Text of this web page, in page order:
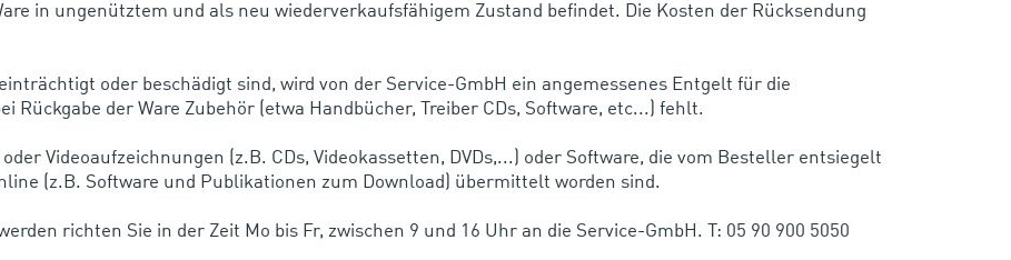
in ungenütztem und als neu wiederverkaufsfähigem Zustand befindet. Die Kosten der Rücksendung
oder beschädigt sind, wird von der Service-GmbH ein angemessenes Entgelt für die
der Ware Zubehör (etwa Handbücher, Treiber CDs, Software, etc...) fehlt.
Videoaufzeichnungen (z.B. CDs, Videokassetten, DVDs,...) oder Software, die vom Besteller entsiegelt
(z.B. Software und Publikationen zum Download) übermittelt worden sind.
richten Sie in der Zeit Mo bis Fr, zwischen 9 und 16 Uhr an die Service-GmbH. T: 05 90 900 5050